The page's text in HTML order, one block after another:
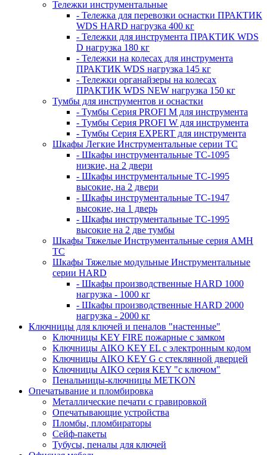
Тележки инструментальные
- Тележка для перевозки оснастки ПРАКТИК
WDS HARD нагрузка 400 кг
- Тележки для инструмента ПРАКТИК WDS
D нагрузка 180 кг
- Тележки на колесах для инструмента
ПРАКТИК WDS нагрузка 145 кг
- Тележки органайзеры на колесах
ПРАКТИК WDS NEW нагрузка 150 кг
Тумбы для инструментов и оснастки
- Тумбы Серия PROFI M для инструмента
- Тумбы Серия PROFI W для инструмента
- Тумбы Серия EXPERT для инструмента
Шкафы Легкие Инструментальные серии ТС
- Шкафы инструментальные TC-1095
низкие, на 2 двери
- Шкафы инструментальные TC-1995
высокие, на 2 двери
- Шкафы инструментальные ТС-1947
высокие, на 1 дверь
- Шкафы инструментальные ТС-1995
высокие на 2 две тумбы
Шкафы Тяжелые Инструментальные серия AMH
TC
Шкафы Тяжелые модульные Инструментальные
серии HARD
- Шкафы производственные HARD 1000
нагрузка - 1000 кг
- Шкафы производственные HARD 2000
нагрузка - 2000 кг
Ключницы для ключей и пеналов "настенные"
Ключницы KEY FIRE пожарные с замком
Ключницы AIKO KEY EL с электронным кодом
Ключницы AIKO KEY G с стеклянной дверцей
Ключницы AIKO серия KEY "с ключом"
Пенальницы-ключницы METKON
Опечатывание и пломбировка
Металлические печати с гравировкой
Опечатывающие устройства
Пломбы, пломбираторы
Сейф-пакеты
Тубусы, пеналы для ключей